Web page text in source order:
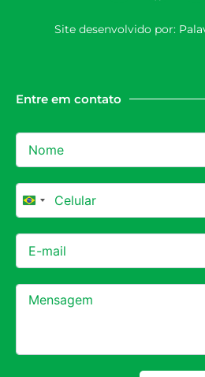
Site desenvolvido por:
Entre em contato
Brazil +55